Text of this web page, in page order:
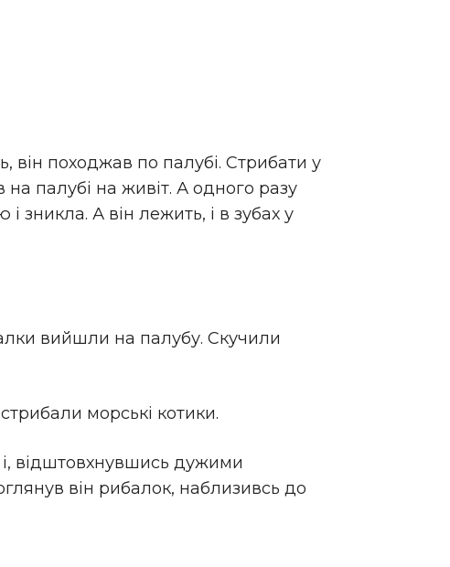
походжав по палубі. Стрибати у
палубі на живіт. А одного разу
зникла. А він лежить, і в зубах у
вийшли на палубу. Скучили
морські котики.
і, відштовхнувшись дужими
він рибалок, наблизивсь до